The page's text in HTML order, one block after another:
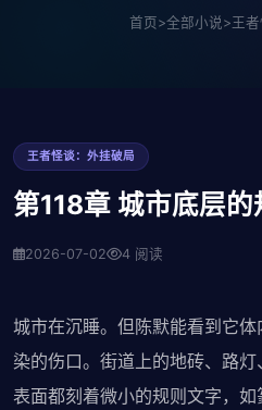
首页>全部小说>王
王者怪谈：外挂破局
第118章 城市底层的
2026-07-02 4 阅读
城市在沉睡。但陈默能看到它
染的伤口。街道上的地砖、路
表面都刻着微小的规则文字，